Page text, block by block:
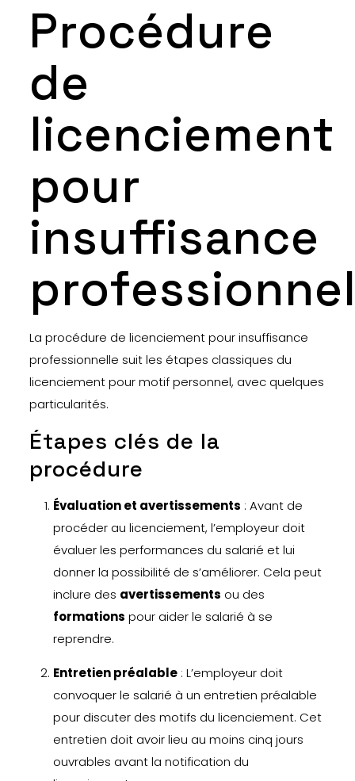
Procédure
de
licenciement
pour
insuffisance
La procédure de licenciement pour insuffisance
professionnelle suit les étapes classiques du
licenciement pour motif personnel, avec quelques
particularités.
Étapes clés de la
procédure
Évaluation et avertissements : Avant de
procéder au licenciement, l’employeur doit
évaluer les performances du salarié et lui
donner la possibilité de s’améliorer. Cela peut
inclure des avertissements ou des
formations pour aider le salarié à se
reprendre.
Entretien préalable: L’employeur doit
convoquer le salarié à un entretien préalable
pour discuter des motifs du licenciement. Cet
entretien doit avoir lieu au moins cinq jours
ouvrables avant la notification du